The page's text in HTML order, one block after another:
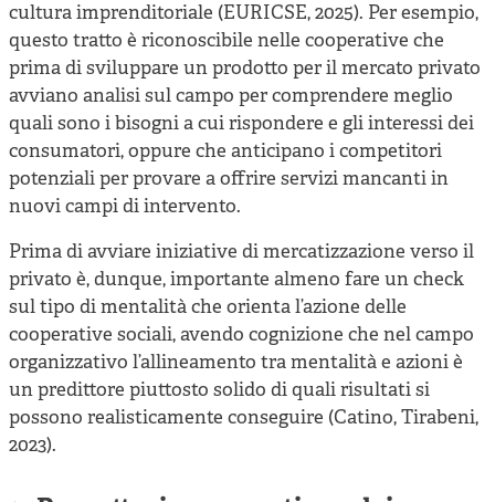
cultura imprenditoriale (EURICSE, 2025). Per esempio,
questo tratto è riconoscibile nelle cooperative che
prima di sviluppare un prodotto per il mercato privato
avviano analisi sul campo per comprendere meglio
quali sono i bisogni a cui rispondere e gli interessi dei
consumatori, oppure che anticipano i competitori
potenziali per provare a offrire servizi mancanti in
nuovi campi di intervento.
Prima di avviare iniziative di mercatizzazione verso il
privato è, dunque, importante almeno fare un check
sul tipo di mentalità che orienta l’azione delle
cooperative sociali, avendo cognizione che nel campo
organizzativo l’allineamento tra mentalità e azioni è
un predittore piuttosto solido di quali risultati si
possono realisticamente conseguire (Catino, Tirabeni,
2023).